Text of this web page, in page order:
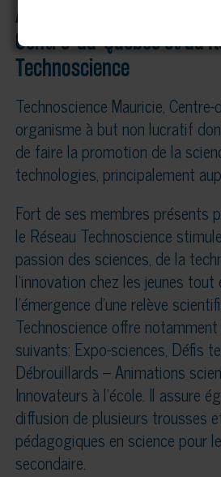
À propos de
Centre-du-Québec et du
Technoscience
Technoscience Mauricie,
organisme à but non lucratif
de faire la promotion de la
technologies, principalement
Fort de ses membres présents
le Réseau Technoscience
passion des sciences, de la
l’innovation chez les jeunes
l’émergence d’une relève
Technoscience offre
suivants: Expo-sciences, Défis
Débrouillards – Animations
Innovateurs à l’école. Il assure
diffusion de plusieurs trousses
pédagogiques en science pour
secondaire.